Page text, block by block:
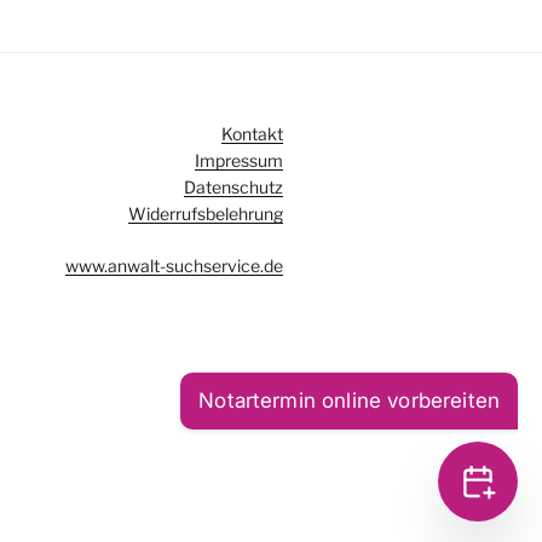
Kontakt
Impressum
Datenschutz
Widerrufsbelehrung
www.anwalt-suchservice.de
Notartermin online vorbereiten